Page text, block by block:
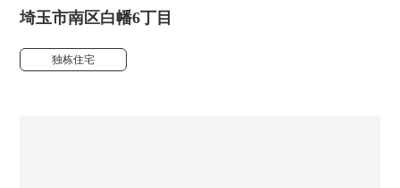
埼玉市南区白幡6丁目
独栋住宅